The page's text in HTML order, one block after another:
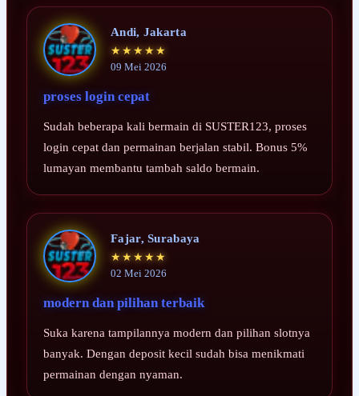
Andi, Jakarta
★★★★★
09 Mei 2026
proses login cepat
Sudah beberapa kali bermain di SUSTER123, proses
login cepat dan permainan berjalan stabil. Bonus 5%
lumayan membantu tambah saldo bermain.
Fajar, Surabaya
★★★★★
02 Mei 2026
modern dan pilihan terbaik
Suka karena tampilannya modern dan pilihan slotnya
banyak. Dengan deposit kecil sudah bisa menikmati
permainan dengan nyaman.